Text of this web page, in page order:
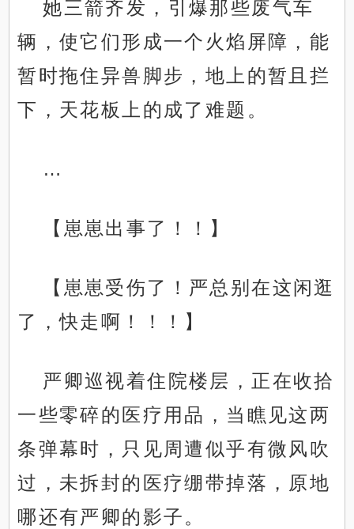
她三箭齐发，引爆那些废气车
辆，使它们形成一个火焰屏障，能
暂时拖住异兽脚步，地上的暂且拦
下，天花板上的成了难题。
…
【崽崽出事了！！】
【崽崽受伤了！严总别在这闲逛
了，快走啊！！！】
严卿巡视着住院楼层，正在收拾
一些零碎的医疗用品，当瞧见这两
条弹幕时，只见周遭似乎有微风吹
过，未拆封的医疗绷带掉落，原地
哪还有严卿的影子。